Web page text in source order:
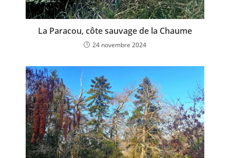
La Paracou, côte sauvage de la Chaume
24 novembre 2024